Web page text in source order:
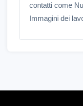
contatti come
Immagini dei